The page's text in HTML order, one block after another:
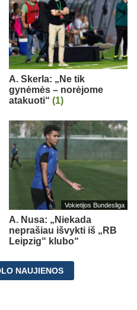
A. Skerla: „Ne tik
gynėmės – norėjome
atakuoti“ (1)
Vokietijos Bundesliga
A. Nusa: „Niekada
neprašiau išvykti iš „RB
Leipzig“ klubo“
NAUJIENOS